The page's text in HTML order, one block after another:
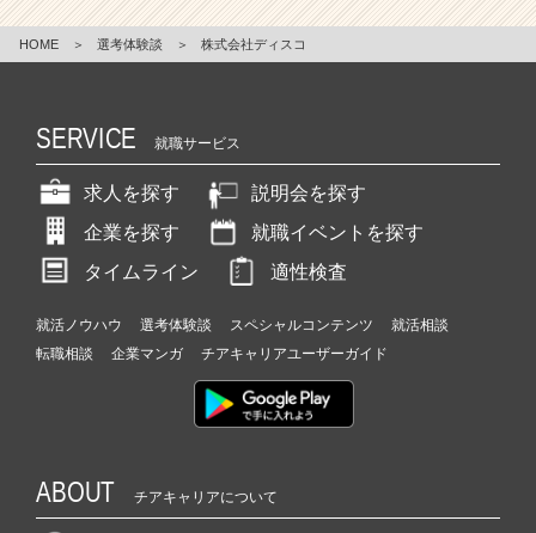
e
r）
HOME ＞ 選考体験談 ＞ 株式会社ディスコ
SERVICE 就職サービス
求人を探す
説明会を探す
企業を探す
就職イベントを探す
タイムライン
適性検査
就活ノウハウ 選考体験談 スペシャルコンテンツ
就活相談
転職相談
企業マンガ チアキャリアユーザーガイド
ABOUT チアキャリアについて